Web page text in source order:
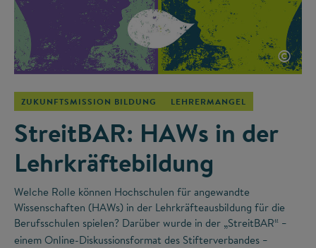
©
ZUKUNFTSMISSION BILDUNG LEHRERMANGEL
StreitBAR: HAWs in der
Lehrkräftebildung
Welche Rolle können Hochschulen für angewandte
Wissenschaften (HAWs) in der Lehrkräfteausbildung für die
Berufsschulen spielen? Darüber wurde in der „StreitBAR“ –
einem Online-Diskussionsformat des Stifterverbandes –